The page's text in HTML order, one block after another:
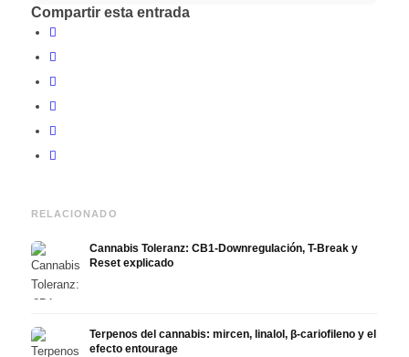
Compartir esta entrada
RELACIONADO
Cannabis Toleranz: CB1-Downregulación, T-Break y
Reset explicado
Terpenos del cannabis: mircen, linalol, β-cariofileno y el
efecto entourage